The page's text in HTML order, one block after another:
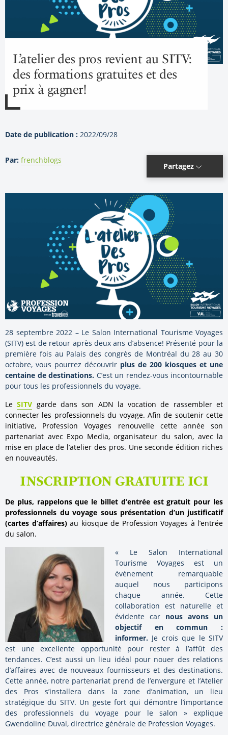
L’atelier des pros revient au SITV:
des formations gratuites et des
prix à gagner!
Date de publication : 2022/09/28
Par: frenchblogs
Partagez
28 septembre 2022 – Le Salon International Tourisme Voyages
(SITV) est de retour après deux ans d’absence! Présenté pour la
première fois au Palais des congrès de Montréal du 28 au 30
octobre, vous pourrez découvrir plus de 200 kiosques et une
centaine de destinations. C’est un rendez-vous incontournable
pour tous les professionnels du voyage.
LeSITV garde dans son ADN la vocation de rassembler et
connecter les professionnels du voyage. Afin de soutenir cette
initiative, Profession Voyages renouvelle cette année son
partenariat avec Expo Media, organisateur du salon, avec la
mise en place de l’atelier des pros. Une seconde édition riches
en nouveautés.
INSCRIPTION GRATUITE ICI
De plus, rappelons que le billet d’entrée est gratuit pour les
professionnels du voyage sous présentation d’un justificatif
(cartes d’affaires) au kiosque de Profession Voyages à l’entrée
du salon.
« Le Salon International
Tourisme Voyages est un
événement remarquable
auquel nous participons
chaque année. Cette
collaboration est naturelle et
évidente car nous avons un
objectif en commun :
informer. Je crois que le SITV
est une excellente opportunité pour rester à l’affût des
tendances. C’est aussi un lieu idéal pour nouer des relations
d’affaires avec de nouveaux fournisseurs et des destinations.
Cette année, notre partenariat prend de l’envergure et l’Atelier
des Pros s’installera dans la zone d’animation, un lieu
stratégique du SITV. Un geste fort qui démontre l’importance
des professionnels du voyage pour le salon » explique
Gwendoline Duval, directrice générale de Profession Voyages.